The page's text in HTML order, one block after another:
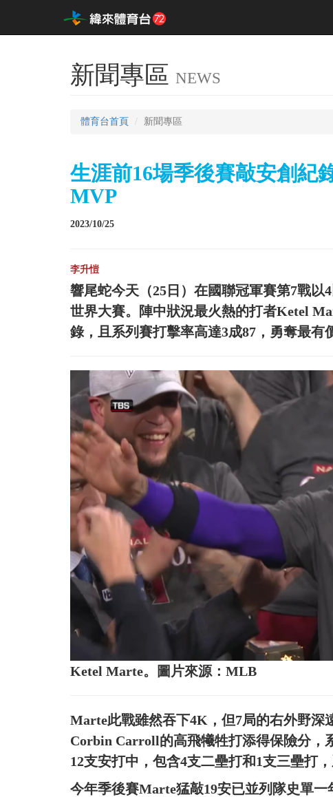
新聞專區 NEWS
體育台首頁 新聞專區
生涯前16場季後賽敲安創紀
MVP
2023/10/25
李升愷
響尾蛇今天（25日）在國聯冠軍賽第7戰以
世界大賽。陣中狀況最火熱的打者Ketel
錄，且系列賽打擊率高達3成87，勇奪最有
Ketel Marte。圖片來源：MLB
Marte此戰雖然吞下4K，但7局的右外野深
Corbin Carroll的高飛犧牲打添得保險分，
12支安打中，包含4支二壘打和1支三壘打，
今年季後賽Marte猛敲19安已並列隊史單一